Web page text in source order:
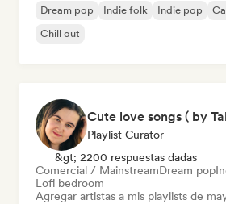
Dream pop Indie folk Indie pop
Chill out
Cute love songs ( by
Playlist Curator
&gt; 2200 respuestas dadas
Comercial / MainstreamDream pop
Lofi bedroom
Agregar artistas a mis playlists de